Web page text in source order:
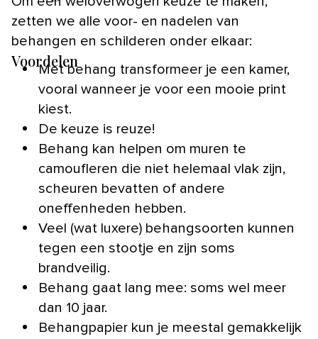
zetten we alle voor- en nadelen van
behangen en schilderen onder elkaar:
Voordelen
Met behang transformeer je een kamer,
vooral wanneer je voor een mooie print
kiest.
De keuze is reuze!
Behang kan helpen om muren te
camoufleren die niet helemaal vlak zijn,
scheuren bevatten of andere
oneffenheden hebben.
Veel (wat luxere) behangsoorten kunnen
tegen een stootje en zijn soms
brandveilig.
Behang gaat lang mee: soms wel meer
dan 10 jaar.
Behangpapier kun je meestal gemakkelijk